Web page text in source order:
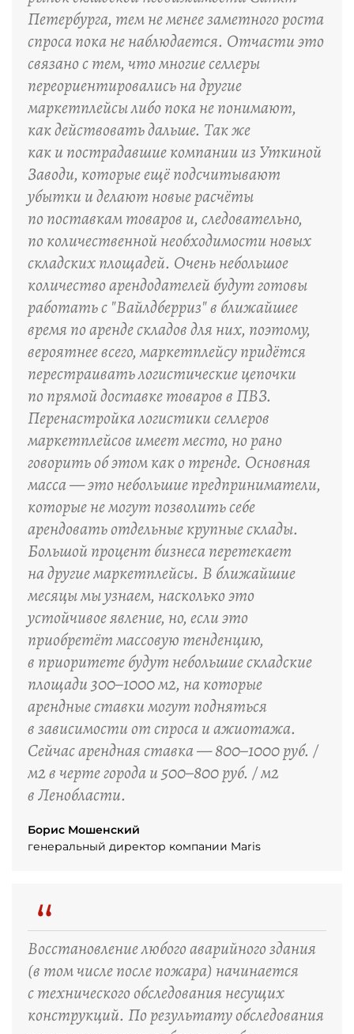
Петербурга, тем не менее заметного роста
спроса пока не наблюдается. Отчасти это
связано с тем, что многие селлеры
переориентировались на другие
маркетплейсы либо пока не понимают,
как действовать дальше. Так же
как и пострадавшие компании из Уткиной
Заводи, которые ещё подсчитывают
убытки и делают новые расчёты
по поставкам товаров и, следовательно,
по количественной необходимости новых
складских площадей. Очень небольшое
количество арендодателей будут готовы
работать с "Вайлдберриз" в ближайшее
время по аренде складов для них, поэтому,
вероятнее всего, маркетплейсу придётся
перестраивать логистические цепочки
по прямой доставке товаров в ПВЗ.
Перенастройка логистики селлеров
маркетплейсов имеет место, но рано
говорить об этом как о тренде. Основная
масса — это небольшие предприниматели,
которые не могут позволить себе
арендовать отдельные крупные склады.
Большой процент бизнеса перетекает
на другие маркетплейсы. В ближайшие
месяцы мы узнаем, насколько это
устойчивое явление, но, если это
приобретёт массовую тенденцию,
в приоритете будут небольшие складские
площади 300–1000 м2, на которые
арендные ставки могут подняться
в зависимости от спроса и ажиотажа.
Сейчас арендная ставка — 800–1000 руб. /
м2 в черте города и 500–800 руб. / м2
в Ленобласти.
Борис Мошенский
генеральный директор компании Maris
“
Восстановление любого аварийного здания
(в том числе после пожара) начинается
с технического обследования несущих
конструкций. По результату обследования